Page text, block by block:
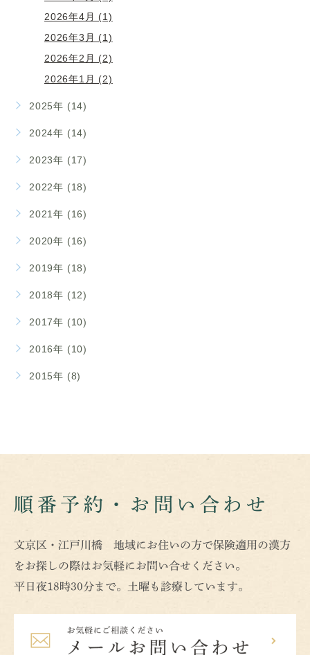
2026年4月 (1)
2026年3月 (1)
2026年2月 (2)
2026年1月 (2)
2025年 (14)
2024年 (14)
2023年 (17)
2022年 (18)
2021年 (16)
2020年 (16)
2019年 (18)
2018年 (12)
2017年 (10)
2016年 (10)
2015年 (8)
順番予約・お問い合わせ
文京区・江戸川橋 地域にお住いの方で保険適用の漢方
をお探しの際はお気軽にお問い合せください。
平日夜18時30分まで。土曜も診療しています。